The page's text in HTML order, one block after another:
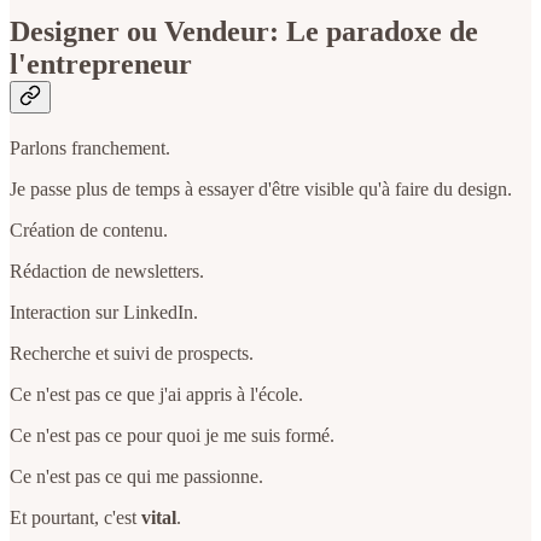
Designer ou Vendeur: Le paradoxe de
l'entrepreneur
Parlons franchement.
Je passe plus de temps à essayer d'être visible qu'à faire du design.
Création de contenu.
Rédaction de newsletters.
Interaction sur LinkedIn.
Recherche et suivi de prospects.
Ce n'est pas ce que j'ai appris à l'école.
Ce n'est pas ce pour quoi je me suis formé.
Ce n'est pas ce qui me passionne.
Et pourtant, c'est vital.